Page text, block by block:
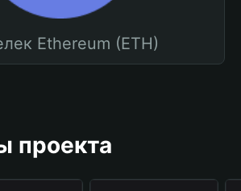
Ethereum (ETH)
проекта